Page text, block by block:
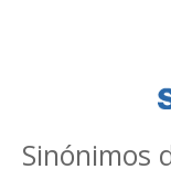
Sinónimos